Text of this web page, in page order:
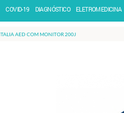
COVID-19 DIAGNÓSTICO ELETROMEDICINA
AED COM MONITOR 200J